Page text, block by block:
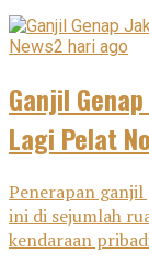
News2 hari ago
Ganjil
Lagi Pelat
Penerapan
ini di sejumlah
kendaraan